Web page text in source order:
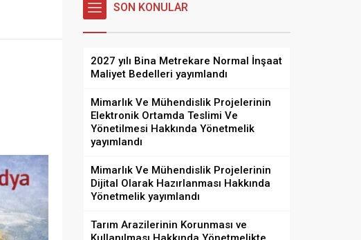
SON KONULAR
2027 yılı Bina Metrekare Normal İnşaat
Maliyet Bedelleri yayımlandı
Mimarlık Ve Mühendislik Projelerinin
Elektronik Ortamda Teslimi Ve
Yönetilmesi Hakkında Yönetmelik
yayımlandı
Mimarlık Ve Mühendislik Projelerinin
Dijital Olarak Hazırlanması Hakkında
Yönetmelik yayımlandı
Tarım Arazilerinin Korunması ve